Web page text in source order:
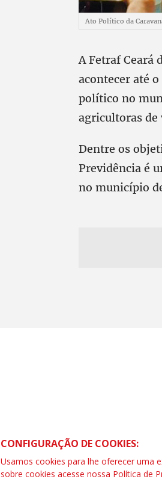
Ato Político da
A Fetraf Ceará
acontecer até
político no
agricultoras de
Dentre os
Previdência é
no município
SCS Quadra 01 – Bloco “I” Ed.
Asa Sul – Brasília – DF
Telefone (61) 3032-8857 |
SAC: 0800 04209 13
CONFIGURAÇÃO DE COOKIES:
Usamos cookies para lhe oferecer uma
sobre cookies acesse nossa Política de